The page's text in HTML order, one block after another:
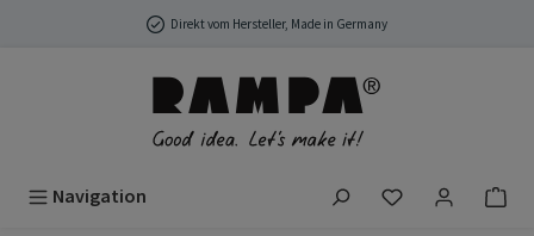
Zum Hauptinhalt springenDirekt vom Hersteller, Made in Germany
Navigation Du hast 0